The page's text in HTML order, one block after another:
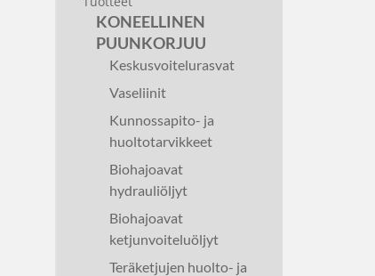
KONEELLINEN
PUUNKORJUU
Keskusvoitelurasvat
Vaseliinit
Kunnossapito- ja
huoltotarvikkeet
Biohajoavat
hydrauliöljyt
Biohajoavat
ketjunvoiteluöljyt
Teräketjujen huolto- ja